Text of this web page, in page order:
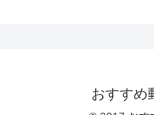
おすすめ